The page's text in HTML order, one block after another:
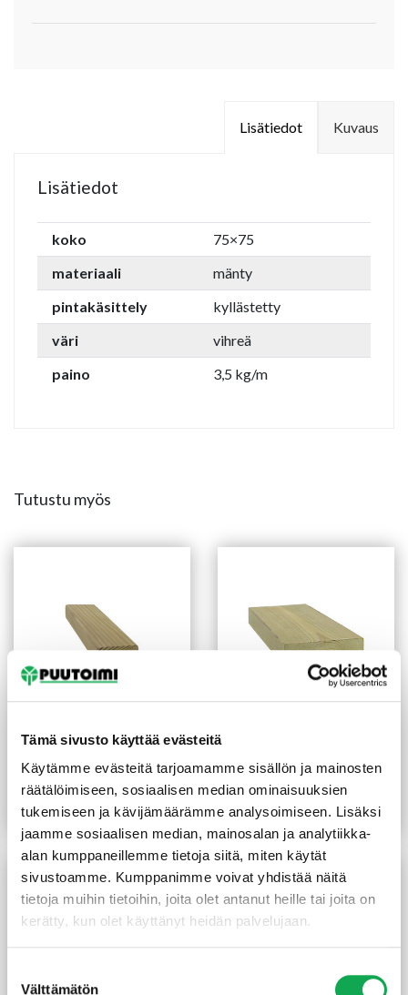
Tämä sivusto käyttää evästeitä
Käytämme evästeitä tarjoamamme sisällön ja mainosten
räätälöimiseen, sosiaalisen median ominaisuuksien
tukemiseen ja kävijämäärämme analysoimiseen. Lisäksi
jaamme sosiaalisen median, mainosalan ja analytiikka-
alan kumppaneillemme tietoja siitä, miten käytät
sivustoamme. Kumppanimme voivat yhdistää näitä
tietoja muihin tietoihin, joita olet antanut heille tai joita on
kerätty, kun olet käyttänyt heidän palvelujaan.
Välttämätön
Kuvaus
Lisätiedot
Lisätiedot
koko
75×75
materiaali
mänty
pintakäsittely
kyllästetty
väri
vihreä
paino
3,5 kg/m
Tutustu myös
Kestopuu höylätty vihreä
21X45 mm
1,50€/m
Lue lisää
Kestopuu höylätty vihreä
sileä 28X95 mm
1,79 /m
(18,08 €/m²)
Lue lisää